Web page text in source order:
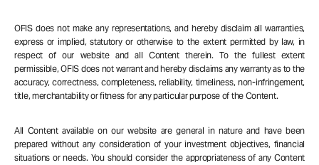
OFIS does not make any representations, and hereby disclaim all warranties,
express or implied, statutory or otherwise to the extent permitted by law, in
respect of our website and all Content therein. To the fullest extent
permissible, OFIS does not warrant and hereby disclaims any warranty as to the
accuracy, correctness, completeness, reliability, timeliness, non-infringement,
title, merchantability or fitness for any particular purpose of the Content.
All Content available on our website are general in nature and have been
prepared without any consideration of your investment objectives, financial
situations or needs. You should consider the appropriateness of any Content